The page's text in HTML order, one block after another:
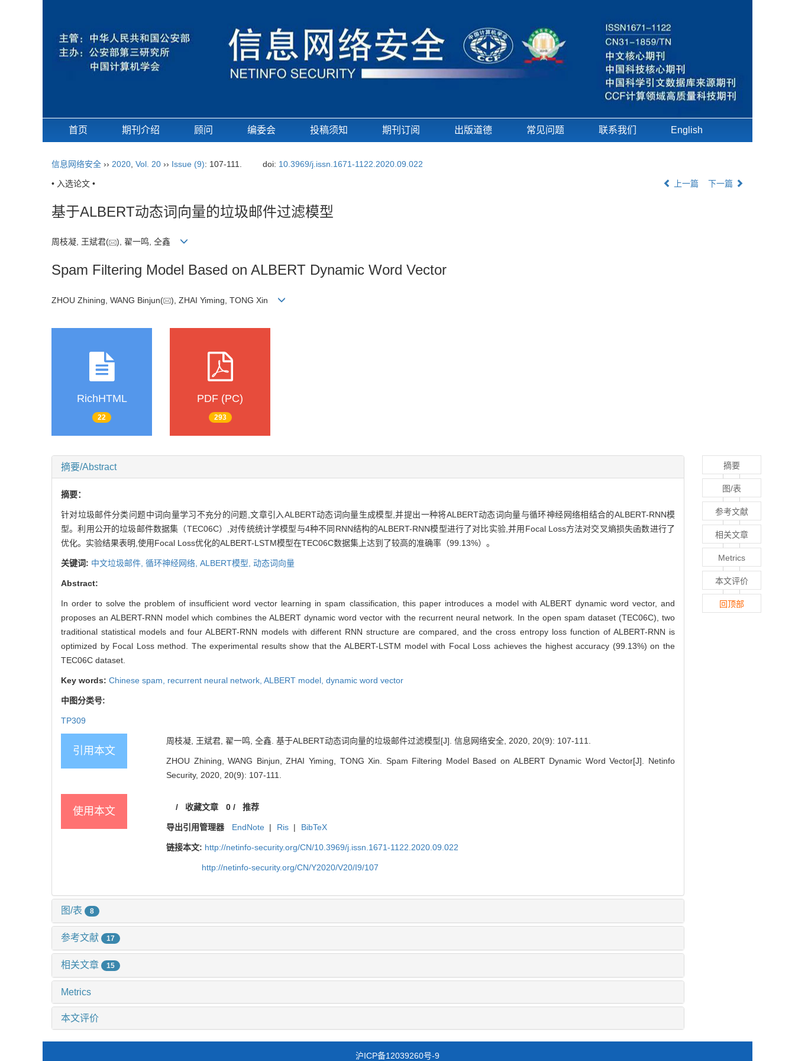
首页 期刊介绍 顾问 编委会 投稿须知 期刊订阅 出版道德 常见问题 联系我们 English
信息网络安全 ›› 2020 Vol. 20 ›› Issue (9): 107-111. doi: 10.3969/j.issn.1671-1122.2020.09.022
• 入选论文 • 上一篇 下一篇
基于ALBERT动态词向量的垃圾邮件过滤模型
周枝凝, 王斌君( ), 翟一鸣, 仝鑫
Spam Filtering Model Based on ALBERT Dynamic Word Vector
ZHOU Zhining, WANG Binjun( ), ZHAI Yiming, TONG Xin
RichHTML
22
PDF (PC)
293
摘要/Abstract
摘要：
针对垃圾邮件分类问题中词向量学习不充分的问题,文章引入ALBERT动态词向量生成模型,并提出一种将ALBERT动态词向量与循环神经网络相结合的ALBERT-RNN模
型。利用公开的垃圾邮件数据集（TEC06C）,对传统统计学模型与4种不同RNN结构的ALBERT-RNN模型进行了对比实验,并用Focal Loss方法对交叉熵损失函数进行了
优化。实验结果表明,使用Focal Loss优化的ALBERT-LSTM模型在TEC06C数据集上达到了较高的准确率（99.13%）。
关键词: 中文垃圾邮件, 循环神经网络, ALBERT模型, 动态词向量
Abstract:
In order to solve the problem of insufficient word vector learning in spam classification, this paper introduces a model with ALBERT dynamic word vector, and
proposes an ALBERT-RNN model which combines the ALBERT dynamic word vector with the recurrent neural network. In the open spam dataset (TEC06C), two
traditional statistical models and four ALBERT-RNN models with different RNN structure are compared, and the cross entropy loss function of ALBERT-RNN is
optimized by Focal Loss method. The experimental results show that the ALBERT-LSTM model with Focal Loss achieves the highest accuracy (99.13%) on the
TEC06C dataset.
Key words: Chinese spam, recurrent neural network, ALBERT model, dynamic word vector
中图分类号:
TP309
引用本文
周枝凝, 王斌君, 翟一鸣, 仝鑫. 基于ALBERT动态词向量的垃圾邮件过滤模型[J]. 信息网络安全, 2020, 20(9): 107-111.
ZHOU Zhining, WANG Binjun, ZHAI Yiming, TONG Xin. Spam Filtering Model Based on ALBERT Dynamic Word Vector[J]. Netinfo
Security, 2020, 20(9): 107-111.
使用本文 / 收藏文章 0/ 推荐
导出引用管理器 EndNote | Ris | BibTeX
链接本文: http://netinfo-security.org/CN/10.3969/j.issn.1671-1122.2020.09.022
http://netinfo-security.org/CN/Y2020/V20/I9/107
图/表 8
参考文献 17
相关文章 15
Metrics
本文评价
摘要
图/表
参考文献
相关文章
Metrics
本文评价
回顶部
沪ICP备12039260号-9